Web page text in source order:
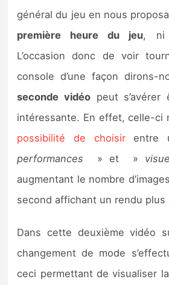
Previews
Précommandes
Précommandes jeux
Sorties de jeux
Bons plans
Guides
général du jeu en nous
première heure du jeu, ni
L’occasion donc de voir
console d’une façon dirons-
seconde vidéopeut s’avérer
intéressante. En effet, celle-ci
possibilité de choisirentre
performances » et »
augmentant le nombre
second affichant un rendu plus
Dans cette deuxième vidéo
changement de mode
ceci permettant de visualiser